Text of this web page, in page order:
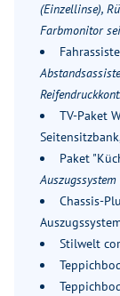
(Einzellinse),
Farbmonitor
TV-Paket
Paket
Chassis-
Stilwelt